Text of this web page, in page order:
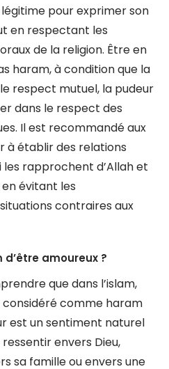
pour exprimer son
en respectant les
de la religion. Être en
haram, à condition que la
respect mutuel, la pudeur
dans le respect des
Il est recommandé aux
à établir des relations
les rapprochent d’Allah et
évitant les
contraires aux
amoureux ?
que dans l’islam,
considéré comme haram
est un sentiment naturel
envers Dieu,
sa famille ou envers une